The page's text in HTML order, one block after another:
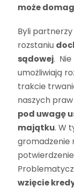
może
Byli
rozstaniu
sądowej.
umożliwiają
trakcie
naszych
pod uwagę
majątku. W
gromadzenie
wzięcie